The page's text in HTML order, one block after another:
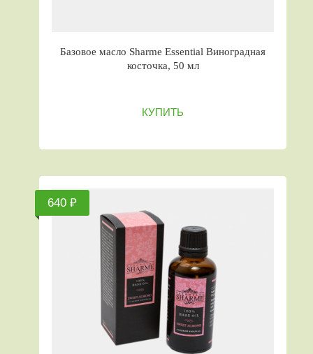
Базовое масло Sharme Essential Виноградная
косточка, 50 мл
КУПИТЬ
640 ₽